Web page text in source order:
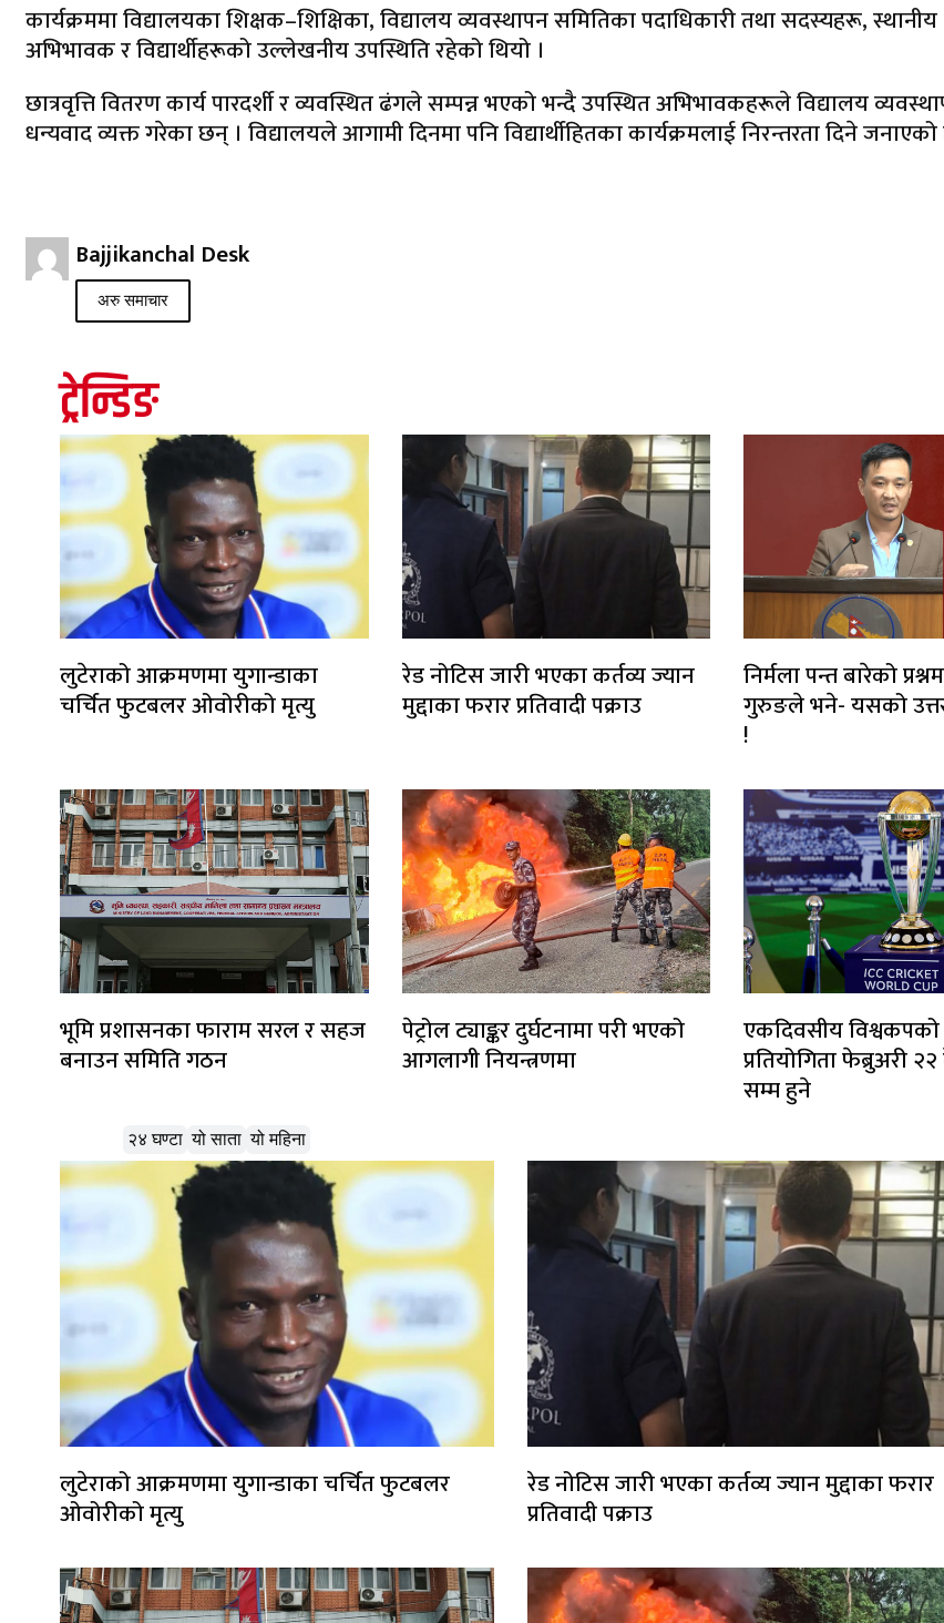
कार्यक्रममा विद्यालयका शिक्षक–शिक्षिका, विद्यालय व्यवस्थापन समितिका पदाधिकारी तथा सदस्यहरू, स्थानीय
अभिभावक र विद्यार्थीहरूको उल्लेखनीय उपस्थिति रहेको थियो ।
छात्रवृत्ति वितरण कार्य पारदर्शी र व्यवस्थित ढंगले सम्पन्न भएको भन्दै उपस्थित अभिभावकहरूले विद्यालय
धन्यवाद व्यक्त गरेका छन् । विद्यालयले आगामी दिनमा पनि विद्यार्थीहितका कार्यक्रमलाई निरन्तरता दिने
Bajjikanchal Desk
अरु समाचार
ट्रेन्डिङ
लुटेराको आक्रमणमा युगान्डाका
चर्चित फुटबलर ओवोरीको मृत्यु
रेड नोटिस जारी भएका कर्तव्य ज्यान
मुद्दाका फरार प्रतिवादी पक्राउ
निर्मला पन्त बारेको
गुरुङले भने- यसको उत्तर
!
भूमि प्रशासनका फाराम सरल र सहज
बनाउन समिति गठन
पेट्रोल ट्याङ्कर दुर्घटनामा परी भएको
आगलागी नियन्त्रणमा
एकदिवसीय
प्रतियोगिता फेब्रुअरी
सम्म हुने
२४ घण्टा यो साता यो महिना
लुटेराको आक्रमणमा युगान्डाका चर्चित फुटबलर
ओवोरीको मृत्यु
रेड नोटिस जारी भएका कर्तव्य ज्यान मुद्दाका फरार
प्रतिवादी पक्राउ